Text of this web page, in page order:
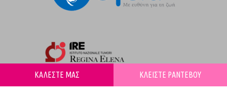
ΚΑΛΕΣΤΕ ΜΑΣ ΚΛΕΙΣΤΕ ΡΑΝΤΕΒΟΥ